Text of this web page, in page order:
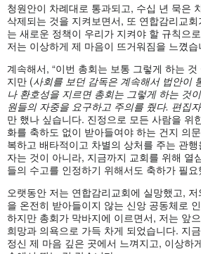
청원안이 차례대로 통과되고, 수십 년 묵은
삭제되는 것을 지켜보면서, 또 연합감리교
는 새로운 정책이 우리가 지켜야 할 규칙으
저는 이상하게 제 마음이 뜨거워짐을 느꼈습
계속해서, “이번 총회는 보통 그렇게 하는 것
지만 (사회를 보던 감독은 계속해서 법안이
나 환호성을 지르면 총회는 그렇게 하는 것이
원들의 자중을 요구하고 주의를 줬다. 편집자
만 했나 싶습니다. 진정으로 모든 사람을 위
화를 축하도 없이 받아들여야 하는 건지 의
복하고 배타적이고 차별의 상처를 주는 관
자는 것이 아니라, 지금까지 교회를 위해 열
들의 수고를 인정하기 위해서도 축하가 필
오랫동안 저는 연합감리교회에 실망했고,
을 온전히 받아들이지 않는 신앙 공동체로
하지만 총회가 막바지에 이르면서, 저는 앞
희망과 의욕으로 가득 차게 되었습니다. 지
정신 제 마음 깊은 곳에서 느껴지고, 이상하